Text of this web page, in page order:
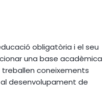
obligatòria i el seu
una base acadèmica
treballen coneixements
desenvolupament de